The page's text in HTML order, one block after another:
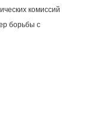
комиссий
борьбы с